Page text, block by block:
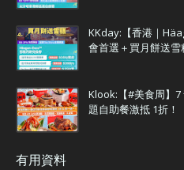
KKday:【香港｜
會首選＋買月餅送雪
Klook:【#美食周】7
題自助餐激抵 1折！
有用資料